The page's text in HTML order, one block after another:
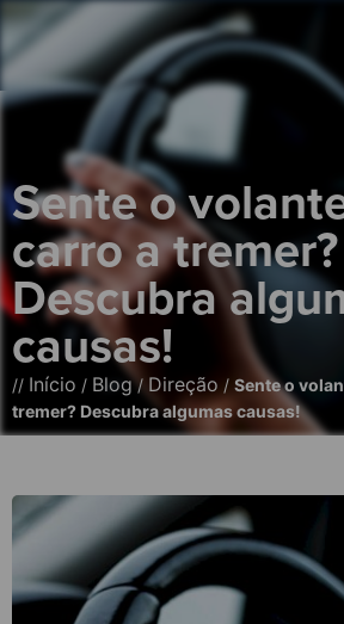
Sente o
carro a tremer?
Descubra
causas!
// Início / Blog/ Direção / Sente o
tremer? Descubra algumas causas!